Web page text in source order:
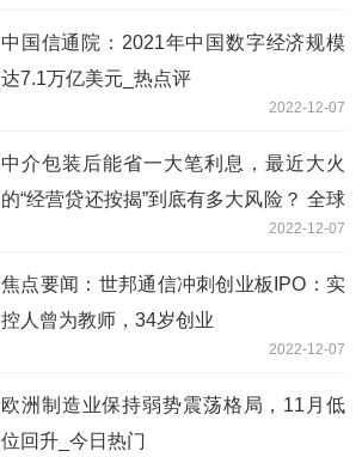
中国信通院：2021年中国数字经济规模
达7.1万亿美元_热点评
2022-12-07
中介包装后能省一大笔利息，最近大火
的“经营贷还按揭”到底有多大风险？ 全球
2022-12-07
焦点要闻：世邦通信冲刺创业板IPO：实
控人曾为教师，34岁创业
2022-12-07
欧洲制造业保持弱势震荡格局，11月低
位回升_今日热门